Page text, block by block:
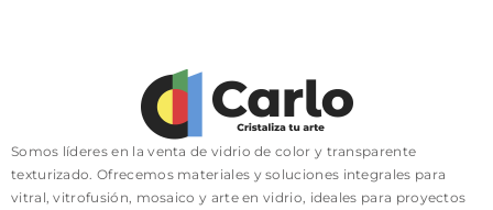
Somos líderes en la venta de vidrio de color y transparente
texturizado. Ofrecemos materiales y soluciones integrales para
vitral, vitrofusión, mosaico y arte en vidrio, ideales para proyectos